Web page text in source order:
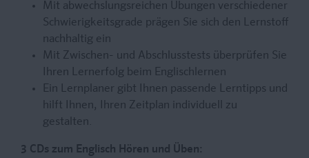
Mit abwechslungsreichen Übungen verschiedener
Schwierigkeitsgrade prägen Sie sich den Lernstoff
nachhaltig ein
Mit Zwischen- und Abschlusstests überprüfen Sie
Ihren Lernerfolg beim Englischlernen
Ein Lernplaner gibt Ihnen passende Lerntipps und
hilft Ihnen, Ihren Zeitplan individuell zu
gestalten.
3 CDs zum Englisch Hören und Üben: